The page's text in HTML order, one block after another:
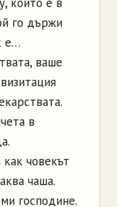
който е в
го държи
е…
ваше
в
човекът
чаша.
господине.